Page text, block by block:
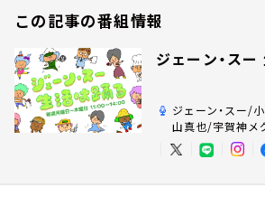
この記事の番組情報
ジェーン・ス
ジェーン・スー/
山真也/宇賀神メ